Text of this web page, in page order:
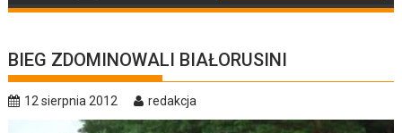
BIEG ZDOMINOWALI BIAŁORUSINI
12 sierpnia 2012 redakcja